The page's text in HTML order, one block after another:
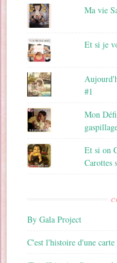
Ma vie
Et si je
#1
Mon
Et si on
Carottes
By Gala Project
C'est l'histoire d'une